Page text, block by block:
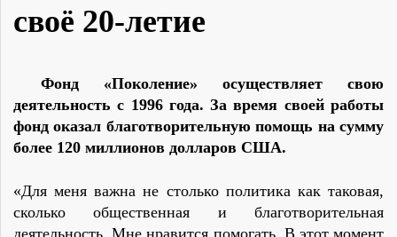
своё 20-летие
Фонд «Поколение» осуществляет свою
деятельность с 1996 года. За время своей работы
фонд оказал благотворительную помощь на сумму
более 120 миллионов долларов США.
«Для меня важна не столько политика как таковая,
сколько общественная и благотворительная